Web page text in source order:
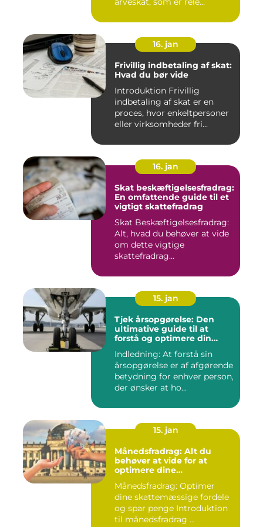
16. jan
Frivillig indbetaling af skat:
Hvad du bør vide
Introduktion Frivillig
indbetaling af skat er en
proces, hvor enkeltpersoner
eller virksomheder fri...
16. jan
Skat beskæftigelsesfradrag:
En omfattende guide til et
vigtigt skattefradrag
Skat Beskæftigelsesfradrag:
Alt, hvad du behøver at vide
om dette vigtige
skattefradrag
15. jan
Tjek årsopgørelse: Den
ultimative guide til at
forstå og optimere din
Indledning: At forstå sin
årsopgørelse er af afgørende
betydning for enhver person,
der ønsker at ho...
15. jan
Månedsfradrag: Alt du
behøver at vide for at
optimere dine
Månedsfradrag: Optimer
dine skattemæssige fordele
og spar penge Introduktion
til månedsfradrag ...